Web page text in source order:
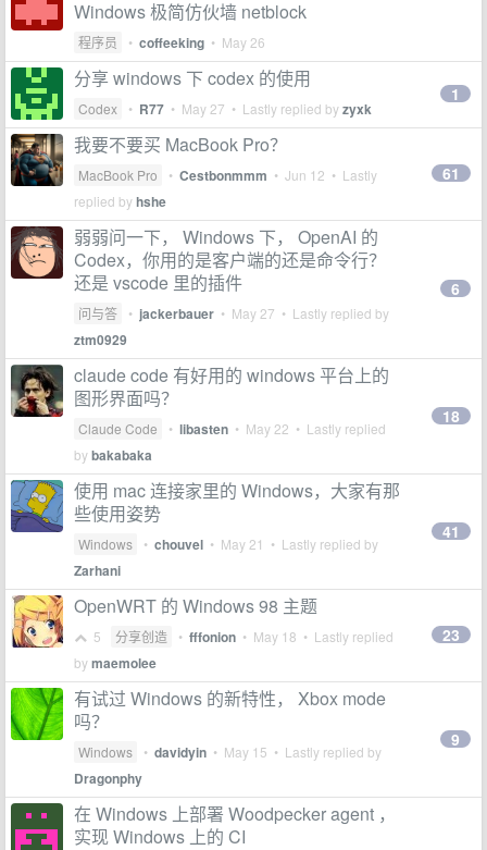
Windows 极简仿伙墙 netblock
程序员 • coffeeking • May 26
分享 windows 下 codex 的使用
Codex • R77 • May 27 • Lastly replied byzyxk
1
我要不要买 MacBook Pro？
MacBook Pro • Cestbonmmm • Jun 12 • Lastly
replied byhshe
61
弱弱问一下， Windows 下， OpenAI 的
Codex，你用的是客户端的还是命令行？
还是 vscode 里的插件
问与答 • jackerbauer • May 27 • Lastly replied by
ztm0929
6
claude code 有好用的 windows 平台上的
图形界面吗？
Claude Code • libasten • May 22 • Lastly replied
bybakabaka
18
使用 mac 连接家里的 Windows，大家有那
些使用姿势
Windows • chouvel • May 21 • Lastly replied by
Zarhani
41
OpenWRT 的 Windows 98 主题
5 分享创造 • fffonion • May 18 • Lastly replied
bymaemolee
23
有试过 Windows 的新特性， Xbox mode
吗？
Windows • davidyin • May 15 • Lastly replied by
Dragonphy
9
在 Windows 上部署 Woodpecker agent ，
实现 Windows 上的 CI